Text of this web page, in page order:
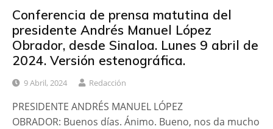
Conferencia de prensa matutina del
presidente Andrés Manuel López
Obrador, desde Sinaloa. Lunes 9 abril de
2024. Versión estenográfica.
9 Abril, 2024 Redacción
PRESIDENTE ANDRÉS MANUEL LÓPEZ
OBRADOR: Buenos días. Ánimo. Bueno, nos da mucho